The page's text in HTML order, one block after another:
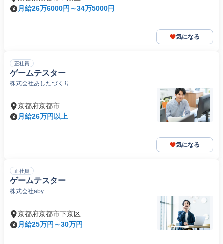
月給26万6000円～34万5000円
気になる
正社員
ゲームテスター
株式会社あしたづくり
京都府京都市
月給26万円以上
気になる
正社員
ゲームテスター
株式会社aby
京都府京都市下京区
月給25万円～30万円